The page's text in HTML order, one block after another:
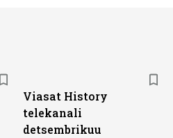
Viasat History
telekanali
detsembrikuu